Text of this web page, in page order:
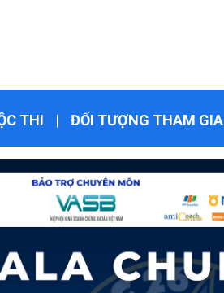
THI | ĐỐI TƯỢNG THAM GIA